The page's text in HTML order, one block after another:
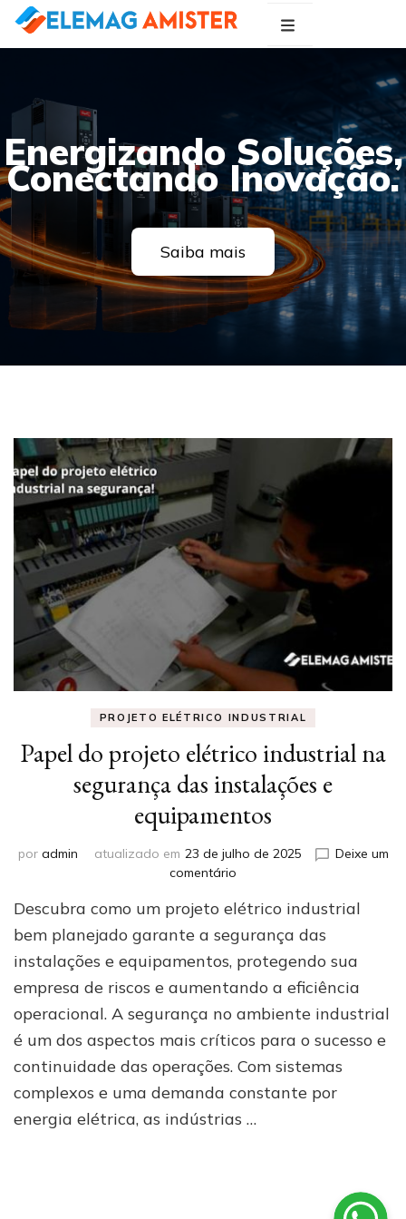
Energizando Soluções,
Conectando Inovação.
Saiba mais
PROJETO ELÉTRICO INDUSTRIAL
Papel do projeto elétrico industrial na
segurança das instalações e
equipamentos
por admin atualizado em 23 de julho de 2025
Deixe um
comentário
do
projeto
elétrico
industrial
na
segurança
das
instalações
e
Descubra como um projeto elétrico industrial
bem planejado garante a segurança das
instalações e equipamentos, protegendo sua
empresa de riscos e aumentando a eficiência
operacional. A segurança no ambiente industrial
é um dos aspectos mais críticos para o sucesso e
continuidade das operações. Com sistemas
complexos e uma demanda constante por
energia elétrica, as indústrias …